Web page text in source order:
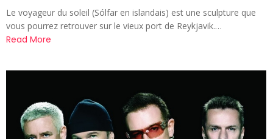
Le voyageur du soleil (Sólfar en islandais) est une sculpture que
vous pourrez retrouver sur le vieux port de Reykjavik.…
Read More